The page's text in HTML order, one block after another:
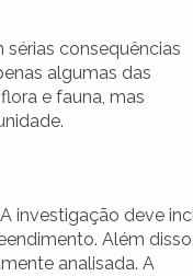
consequências
algumas das
e fauna, mas
investigação deve
Além
analisada. A